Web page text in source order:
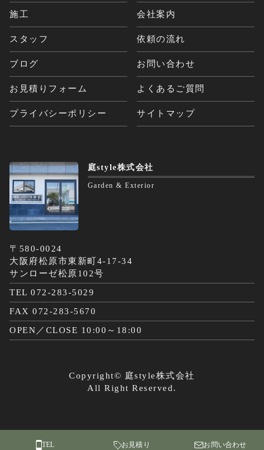
TEL お見積り お問い合わせ
施工 会社案内
スタッフ 依頼の流れ
ブログ お問い合わせ
お見積りフォーム よくあるご質問
プライバシーポリシー サイトマップ
庭style株式会社
Garden & Exterior
〒580-0024
大阪府松原市東新町4-17-34
サンローゼ松原102号
TEL 072-283-5029
FAX 072-283-5670
OPEN／CLOSE 10:00～18:00
Copyright© 庭style株式会社
All Right Reserved.